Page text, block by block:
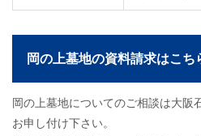
岡の上墓地の資料請求はこち
岡の上墓地についてのご相談は大阪
お申し付け下さい。